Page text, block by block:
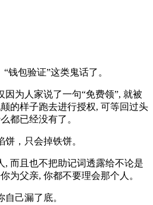
钱包验证”这类鬼话了。
因为人家说了一句“免费领”, 就被
的样子跑去进行授权, 可等回过头
都已经没有了。
，只会掉铁饼。
, 而且也不把助记词透露给不论是
为父亲, 你都不要理会那个人。
己漏了底。